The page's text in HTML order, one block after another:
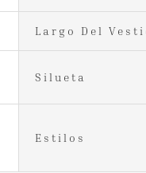
Largo Del
Silueta
Estilos